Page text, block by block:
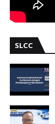
SLCC